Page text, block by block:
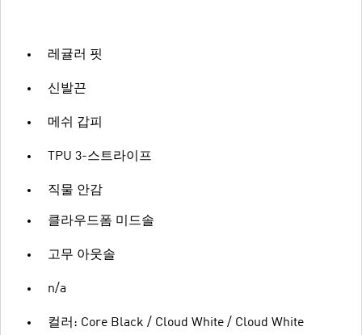
레귤러 핏
신발끈
메쉬 갑피
TPU 3-스트라이프
직물 안감
클라우드폼 미드솔
고무 아웃솔
n/a
컬러: Core Black / Cloud White / Cloud White